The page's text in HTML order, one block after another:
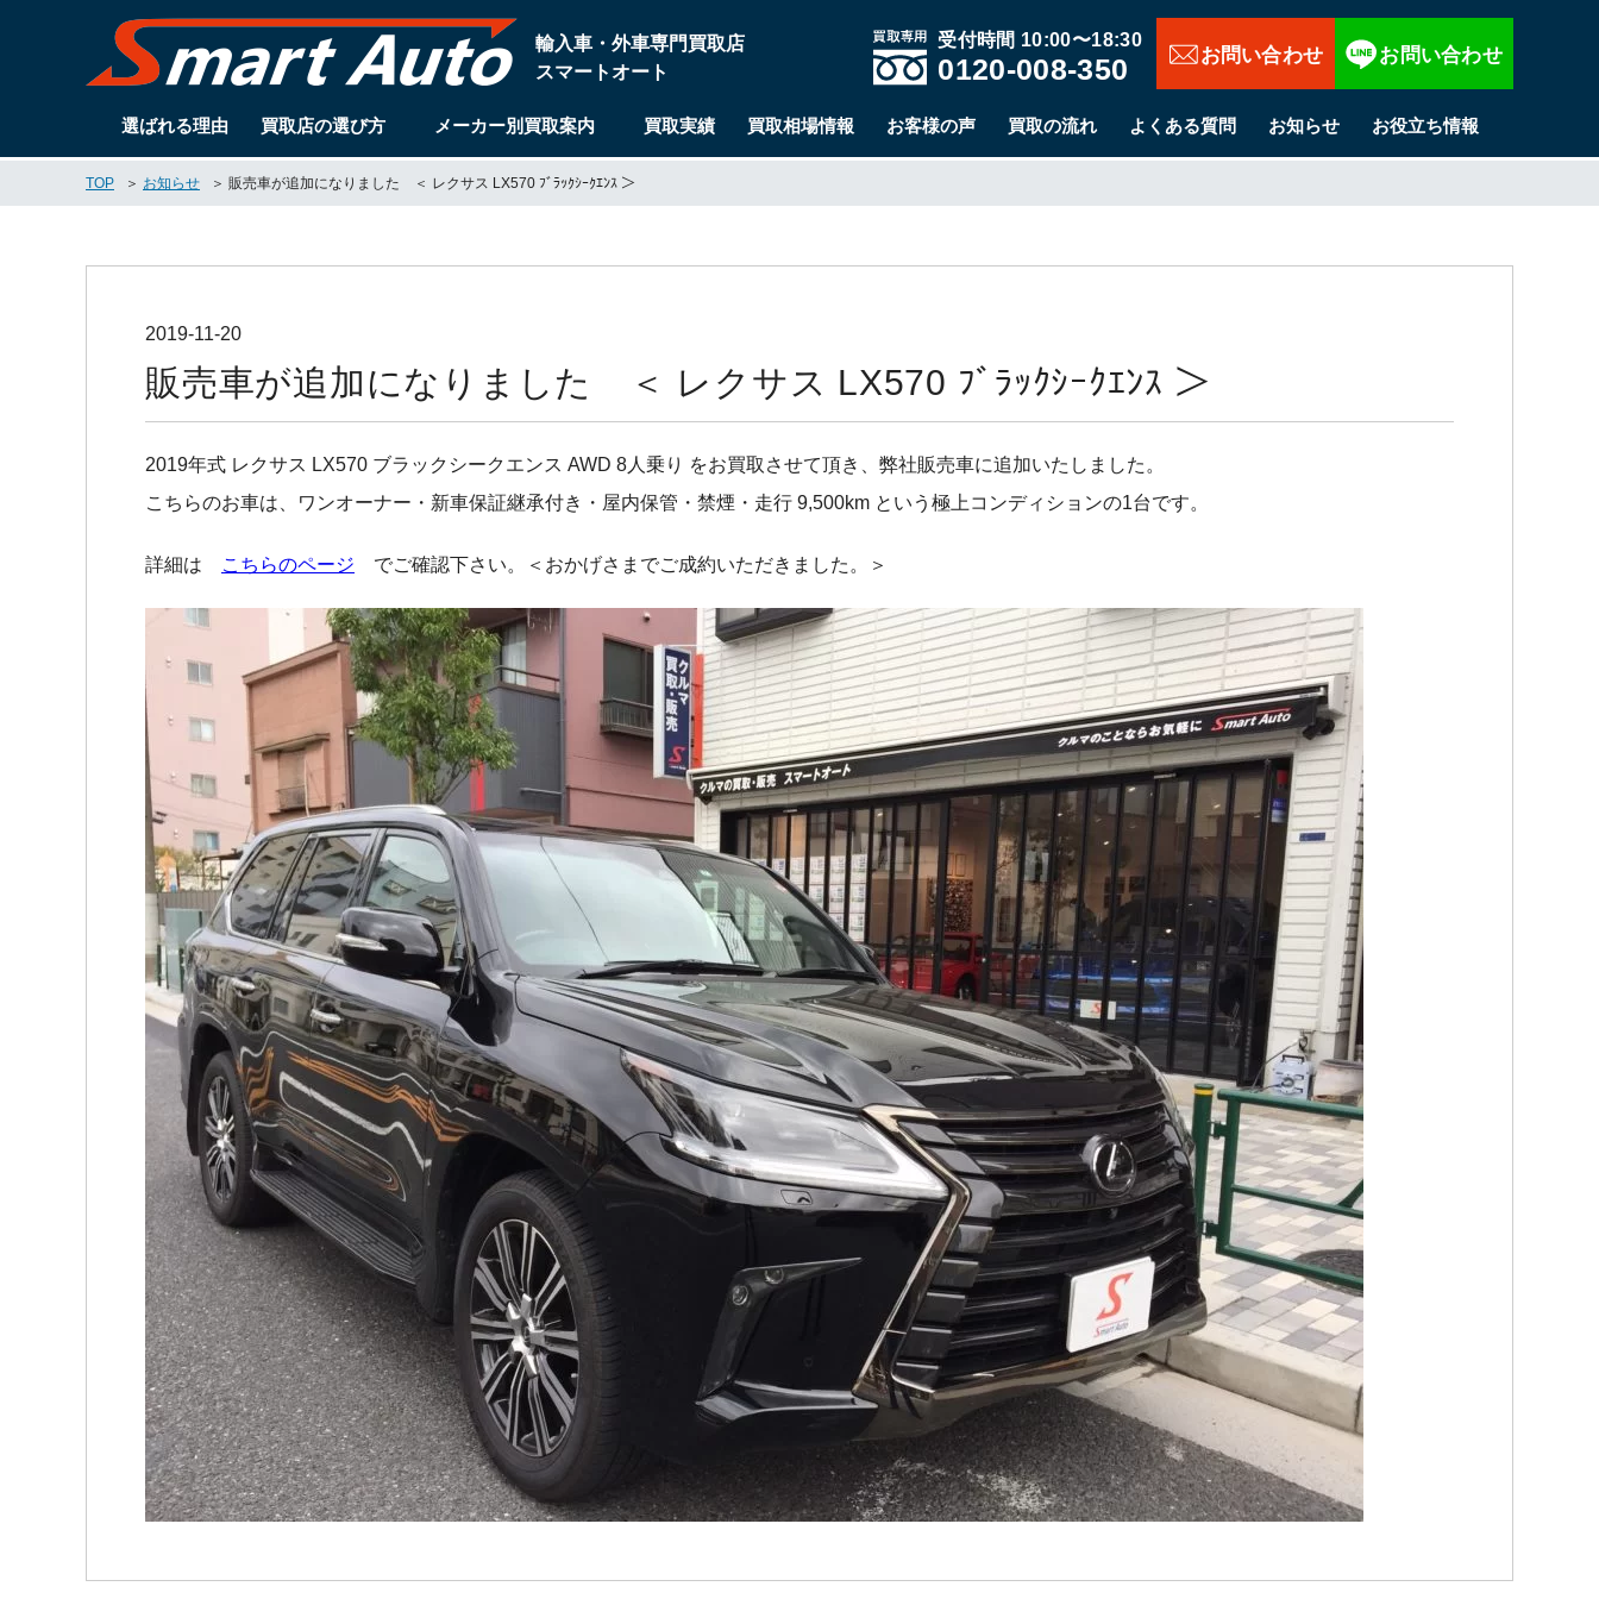
輸入車・外車専門買取店
スマートオート
受付時間 10:00〜18:30
0120-008-350
選ばれる理由 買取店の選び方 メーカー別買取案内 買取実績 買取相場情報 お客様の声 買取の流れ よくある質問 お知らせ お役立ち情報
TOP お知らせ 販売車が追加になりました ＜ レクサス LX570 ﾌﾞﾗｯｸｼｰｸｴﾝｽ ＞
2019-11-20
販売車が追加になりました ＜ レクサス LX570 ﾌﾞﾗｯｸｼｰｸｴﾝｽ ＞
2019年式 レクサス LX570 ブラックシークエンス AWD 8人乗り をお買取させて頂き、弊社販売車に追加いたしました。
こちらのお車は、ワンオーナー・新車保証継承付き・屋内保管・禁煙・走行 9,500km という極上コンディションの1台です。
詳細は こちらのページ でご確認下さい。＜おかげさまでご成約いただきました。＞